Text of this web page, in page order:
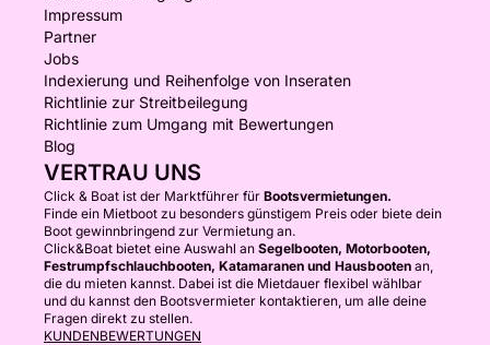
Impressum
Partner
Jobs
Indexierung und Reihenfolge von Inseraten
Richtlinie zur Streitbeilegung
Richtlinie zum Umgang mit Bewertungen
Blog
VERTRAU UNS
Click & Boat ist der Marktführer für Bootsvermietungen.
Finde ein Mietboot zu besonders günstigem Preis oder biete dein
Boot gewinnbringend zur Vermietung an.
Click&Boat bietet eine Auswahl an Segelbooten, Motorbooten,
Festrumpfschlauchbooten, Katamaranen und Hausbooten an,
die du mieten kannst. Dabei ist die Mietdauer flexibel wählbar
und du kannst den Bootsvermieter kontaktieren, um alle deine
Fragen direkt zu stellen.
KUNDENBEWERTUNGEN